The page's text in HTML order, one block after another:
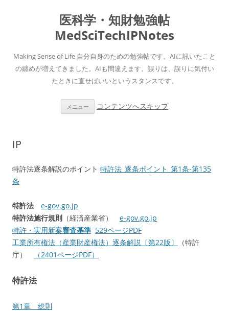
医科学・知財勉強帖
MedSciTechIPNotes
Making Sense of Life 自分自身のための勉強帖です。AIに訊いたこと
の纏めが増えてきました。AIも間違えます。誤りは、誤りに気付い
たときに直せばいいというスタンスです。
メニュー コンテンツへスキップ
IP
特許法逐条解説のポイント 特許法_逐条ポイント_第1条-第135
条
特許法
e-gov.go.jp
特許法施行規則 （経済産業省） e-gov.go.jp
特許・実用新案審査基準 529ページPDF
工業所有権法（産業財産権法）逐条解説〔第22版〕
（特許
庁）
（2401ページPDF）
特許法
第1章 総則